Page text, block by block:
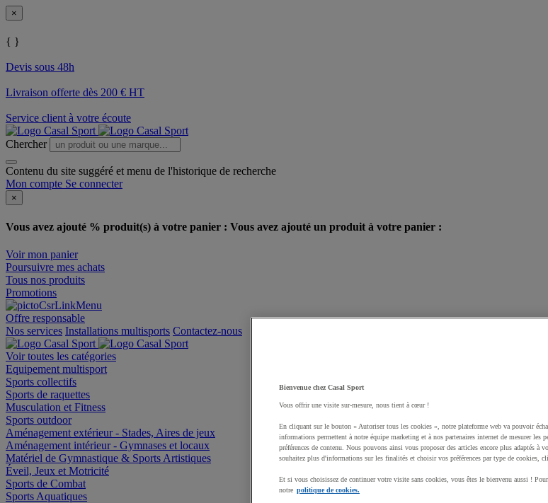
×
{ }
Devis sous 48h
Livraison offerte dès 200 € HT
Service client à votre écoute
Chercher
Contenu du site suggéré et menu de l'historique de recherche
Mon compte Se connecter
×
Vous avez ajouté % produit(s) à votre panier : Vous avez ajouté un produit à votre panier :
Voir mon panier
Poursuivre mes achats
Tous nos produits
Promotions
Offre responsable
Nos services Installations multisports Contactez-nous
Voir toutes les catégories
Equipement multisport
Sports collectifs
Sports de raquettes
Musculation et Fitness
Sports outdoor
Aménagement extérieur - Stades, Aires de jeux
Aménagement intérieur - Gymnases et locaux
Matériel de Gymnastique & Sports Artistiques
Éveil, Jeux et Motricité
Sports de Combat
Sports Aquatiques
Bienvenue chez Casal Sport
Vous offrir une visite sur-mesure, nous tient à cœur !
En cliquant sur le bouton « Autoriser tous les cookies », notre plateforme web va pouvoir
informations permettent à notre équipe marketing et à nos partenaires internet de mesurer les
préférences de contenu. Nous pouvons ainsi vous proposer des articles encore plus adaptés à
souhaitez plus d'informations sur les finalités et choisir vos préférences par type de cookies,
Et si vous choisissez de continuer votre visite sans cookies, vous êtes le bienvenu aussi !
notre politique de cookies.